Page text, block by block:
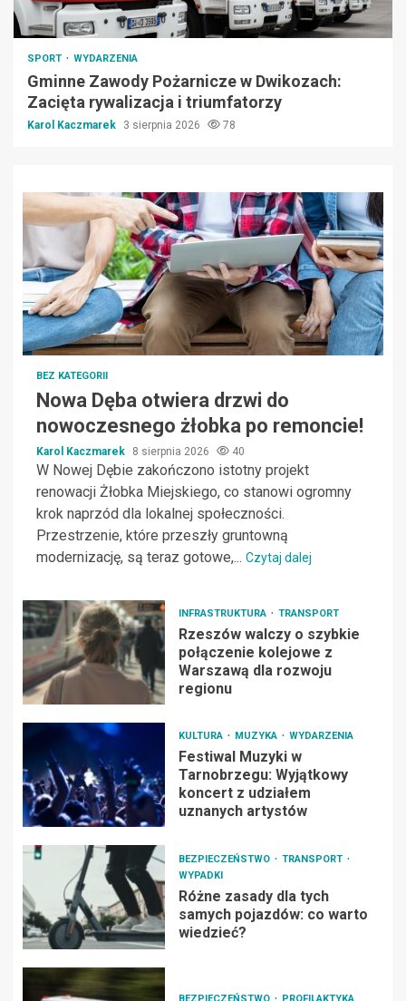
SPORT WYDARZENIA
Gminne Zawody Pożarnicze w Dwikozach:
Zacięta rywalizacja i triumfatorzy
Karol Kaczmarek 3 sierpnia 2026 78
BEZ KATEGORII
Nowa Dęba otwiera drzwi do
nowoczesnego żłobka po remoncie!
Karol Kaczmarek 8 sierpnia 2026 40
W Nowej Dębie zakończono istotny projekt
renowacji Żłobka Miejskiego, co stanowi ogromny
krok naprzód dla lokalnej społeczności.
Przestrzenie, które przeszły gruntowną
modernizację, są teraz gotowe,... Czytaj dalej
INFRASTRUKTURA TRANSPORT
Rzeszów walczy o szybkie
połączenie kolejowe z
Warszawą dla rozwoju
regionu
KULTURA MUZYKA WYDARZENIA
Festiwal Muzyki w
Tarnobrzegu: Wyjątkowy
koncert z udziałem
uznanych artystów
BEZPIECZEŃSTWO
TRANSPORT
WYPADKI
Różne zasady dla tych
samych pojazdów: co warto
wiedzieć?
BEZPIECZEŃSTWO PROFILAKTYKA